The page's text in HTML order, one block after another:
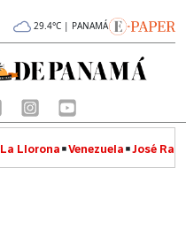
29.4°C | PANAMÁ
La Llorona Venezuela José